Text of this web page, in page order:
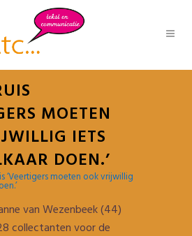
MOETEN
IETS
DOEN.’
‘Veertigers moeten ook vrijwillig
van Wezenbeek (44)
collectanten voor de